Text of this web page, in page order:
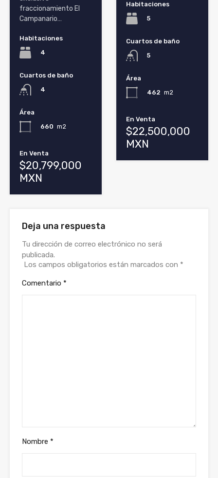
fraccionamiento El
Campanario…
Habitaciones
4
Cuartos de baño
4
Área
660 m2
En Venta
$20,799,000
MXN
Habitaciones
5
Cuartos de baño
5
Área
462 m2
En Venta
$22,500,000
MXN
Deja una respuesta
Tu dirección de correo electrónico no será
publicada.
Los campos obligatorios están marcados con *
Comentario *
Nombre *